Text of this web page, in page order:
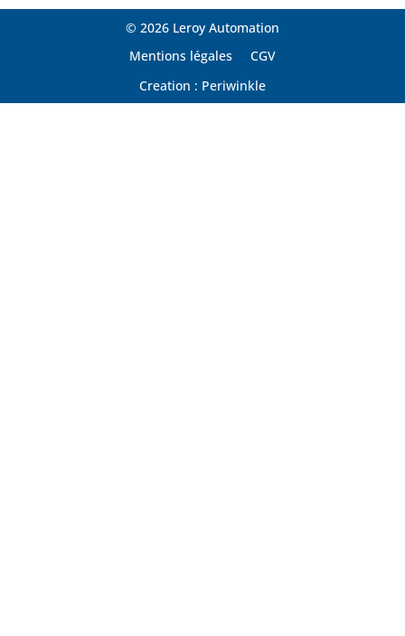
© 2026 Leroy Automation
Mentions légales
CGV
Creation : Periwinkle